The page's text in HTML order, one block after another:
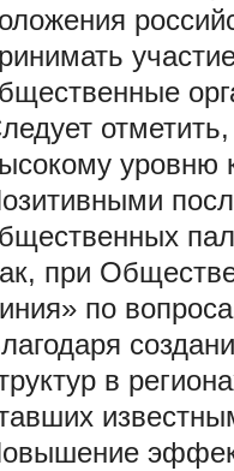
уровню
при
по
в